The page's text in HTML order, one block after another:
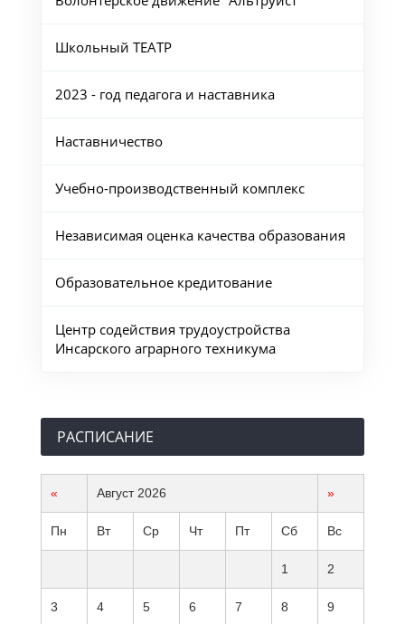
Школьный ТЕАТР
2023 - год педагога и наставника
Наставничество
Учебно-производственный комплекс
Независимая оценка качества образования
Образовательное кредитование
Центр содействия трудоустройства
Инсарского аграрного техникума
РАСПИСАНИЕ
« Август 2026 »
Пн Вт Ср Чт Пт Сб Вс
1 2
3 4 5 6 7 8 9